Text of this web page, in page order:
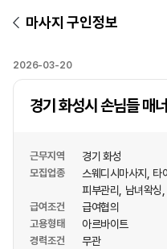
마사지 구인정보
2026-03-20
경기 화성시 손님들 매
근무지역 경기 화성
모집업종 스웨디시마사지 타
피부관리
남녀왁싱
급여조건 급여협의
고용형태 아르바이트
경력조건 무관